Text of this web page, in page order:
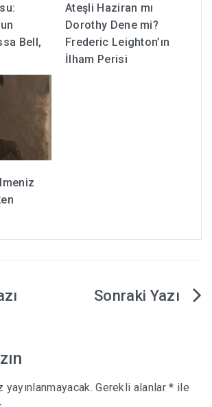
Bell,
Ateşli Haziran mı
Dorothy Dene mi?
Frederic Leighton’ın
İlham Perisi
Gerekli alanlar* ile